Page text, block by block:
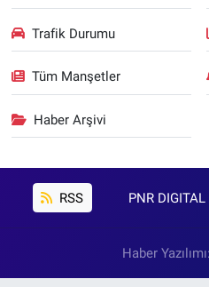
Trafik Durumu
Tüm Manşetler
Haber Arşivi
RSS PNR
Haber Yazılımı: